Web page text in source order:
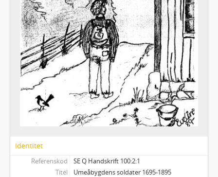
Identitet
Referenskod
SE Q Handskrift 100:2:1
Titel
Umeåbygdens soldater 1695-1895